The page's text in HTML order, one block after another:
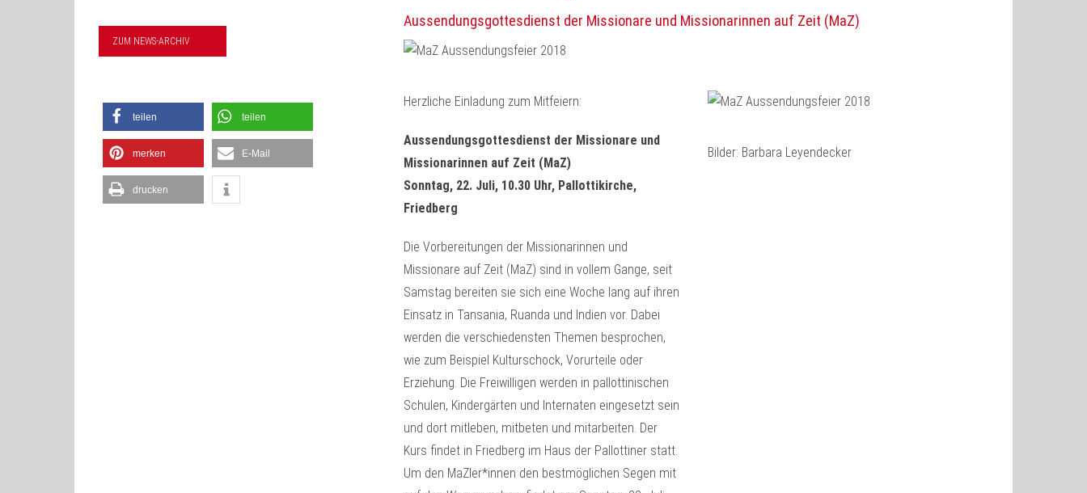
ZUM NEWS-ARCHIV
teilen teilen
merken E-Mail
drucken
Aussendungsgottesdienst der Missionare und Missionarinnen auf Zeit (MaZ)
Herzliche Einladung zum Mitfeiern:
Aussendungsgottesdienst der Missionare und
Missionarinnen auf Zeit (MaZ)
Sonntag, 22. Juli, 10.30 Uhr, Pallottikirche,
Friedberg
Die Vorbereitungen der Missionarinnen und
Missionare auf Zeit (MaZ) sind in vollem Gange, seit
Samstag bereiten sie sich eine Woche lang auf ihren
Einsatz in Tansania, Ruanda und Indien vor. Dabei
werden die verschiedensten Themen besprochen,
wie zum Beispiel Kulturschock, Vorurteile oder
Erziehung. Die Freiwilligen werden in pallottinischen
Schulen, Kindergärten und Internaten eingesetzt sein
und dort mitleben, mitbeten und mitarbeiten. Der
Kurs findet in Friedberg im Haus der Pallottiner statt.
Um den MaZler*innen den bestmöglichen Segen mit
Bilder: Barbara Leyendecker